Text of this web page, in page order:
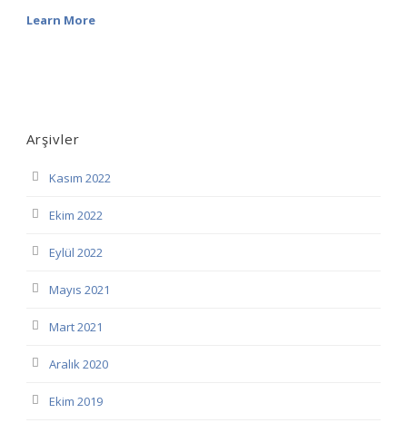
Learn More
Arşivler
Kasım 2022
Ekim 2022
Eylül 2022
Mayıs 2021
Mart 2021
Aralık 2020
Ekim 2019